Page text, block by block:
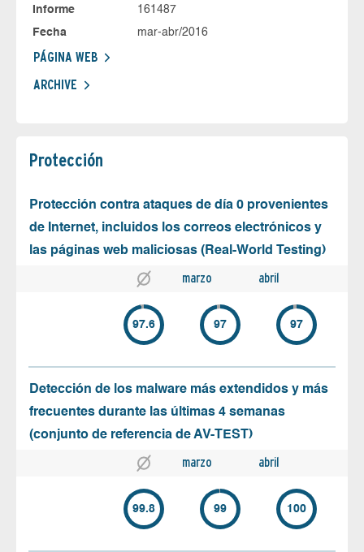
Informe
161487
Fecha
mar-abr/2016
PÁGINA WEB
ARCHIVE
Protección
Protección contra ataques de día 0 provenientes
de Internet, incluidos los correos electrónicos y
las páginas web maliciosas (Real-World Testing)
marzo abril
97.6 97 97
Detección de los malware más extendidos y más
frecuentes durante las últimas 4 semanas
(conjunto de referencia de AV-TEST)
marzo abril
99.8 99 100